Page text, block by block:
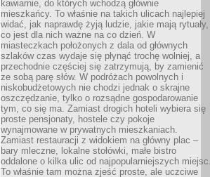
kawiarnie, do których wchodzą głównie
mieszkańcy. To właśnie na takich ulicach najlepiej
widać, jak naprawdę żyją ludzie, jakie mają rytuały,
co jest dla nich ważne na co dzień. W
miasteczkach położonych z dala od głównych
szlaków czas wydaje się płynąć trochę wolniej, a
przechodnie częściej się zatrzymują, by zamienić
ze sobą parę słów. W podróżach powolnych i
niskobudżetowych nie chodzi jednak o skrajne
oszczędzanie, tylko o rozsądne gospodarowanie
tym, co się ma. Zamiast drogich hoteli wybiera się
proste pensjonaty, hostele czy pokoje
wynajmowane w prywatnych mieszkaniach.
Zamiast restauracji z widokiem na główny plac –
bary mleczne, lokalne stołówki, małe bistro
oddalone o kilka ulic od najpopularniejszych miejsc.
To właśnie tam można zjeść proste, ale uczciwe